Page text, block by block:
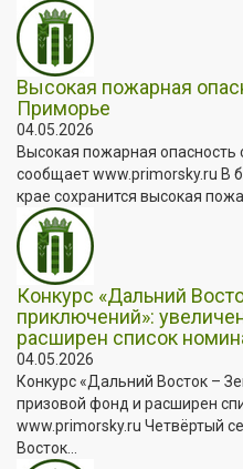
Высокая пожарная
Приморье
04.05.2026
Высокая пожарная опасность
сообщает www.primorsky.ru В
крае сохранится высокая
Конкурс «Дальний
приключений»:
расширен список
04.05.2026
Конкурс «Дальний Восток –
призовой фонд и расширен
www.primorsky.ru Четвёртый
Восток...